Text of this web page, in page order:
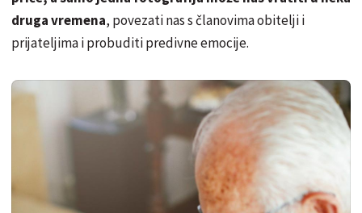
druga vremena, povezati nas s članovima obitelji i
prijateljima i probuditi predivne emocije.